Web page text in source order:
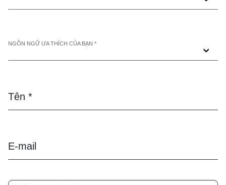
NGÔN NGỮ ƯA THÍCH CỦA BẠN *
Tên *
E-mail